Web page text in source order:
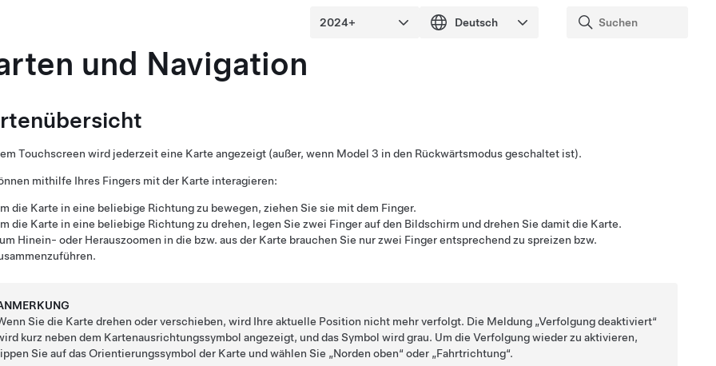
und Navigation
Touchscreen wird jederzeit eine Karte angezeigt (außer, wenn Model 3 in den Rückwärtsmodus geschaltet ist).
mithilfe Ihres Fingers mit der Karte interagieren:
die Karte in eine beliebige Richtung zu bewegen, ziehen Sie sie mit dem Finger.
die Karte in eine beliebige Richtung zu drehen, legen Sie zwei Finger auf den Bildschirm und drehen Sie damit die Karte.
Hinein- oder Herauszoomen in die bzw. aus der Karte brauchen Sie nur zwei Finger entsprechend zu spreizen bzw.
Sie die Karte drehen oder verschieben, wird Ihre aktuelle Position nicht mehr verfolgt. Die Meldung „Verfolgung deaktiviert“
kurz neben dem Kartenausrichtungssymbol angezeigt, und das Symbol wird grau. Um die Verfolgung wieder zu aktivieren,
Sie auf das Orientierungssymbol der Karte und wählen Sie „Norden oben“ oder „Fahrtrichtung“.